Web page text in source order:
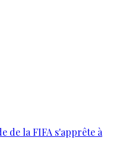
de la FIFA s'apprête à